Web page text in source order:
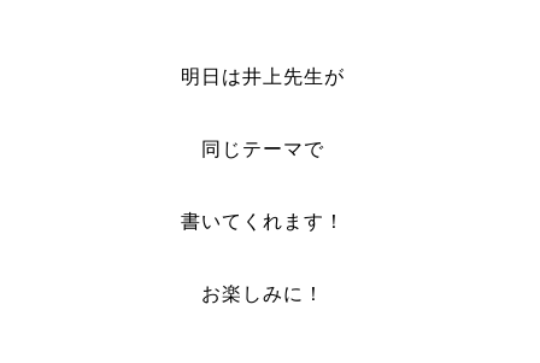
明日は井上先生が
同じテーマで
書いてくれます！
お楽しみに！